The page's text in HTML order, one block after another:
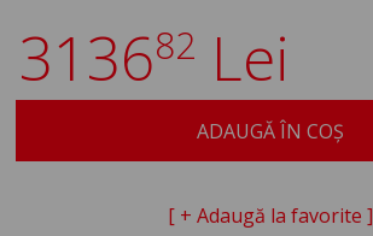
313682 Lei
ADAUGĂ ÎN COȘ
[ + Adaugă la favorite ]